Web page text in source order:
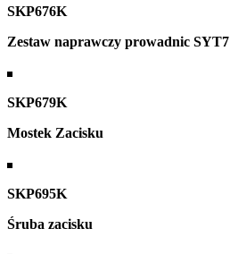
SKP676K
Zestaw naprawczy prowadnic SYT7
SKP679K
Mostek Zacisku
SKP695K
Śruba zacisku